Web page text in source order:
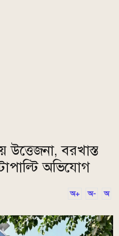
উত্তেজনা, বরখাস্ত
অভিযোগ
অ+ অ- অ